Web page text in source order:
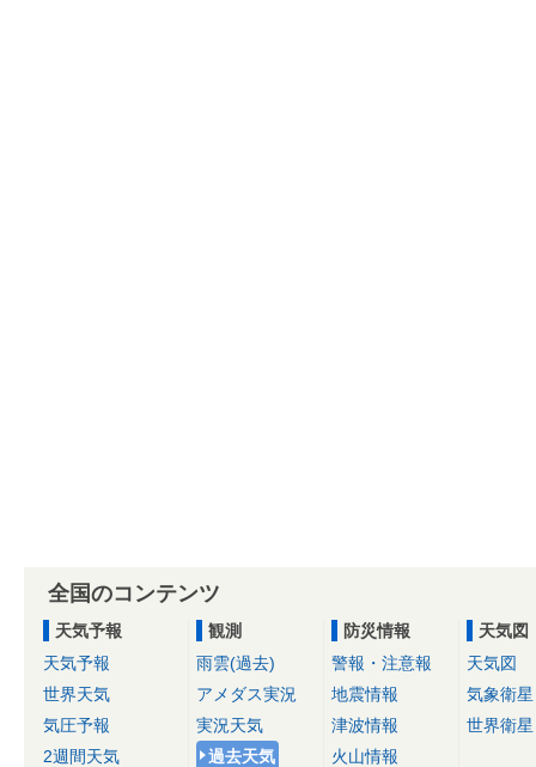
全国のコンテンツ
天気予報
天気予報
世界天気
気圧予報
2週間天気
観測
雨雲(過去)
アメダス実況
実況天気
過去天気
防災情報
警報・注意報
地震情報
津波情報
火山情報
天気図
天気図
気象衛星
世界衛星